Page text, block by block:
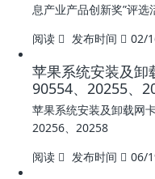
息产业产品创新奖”评选
阅读
发布时间 02/
苹果系统安装及卸
90554、20255、
苹果系统安装及卸载网
20256、20258
阅读
发布时间 06/